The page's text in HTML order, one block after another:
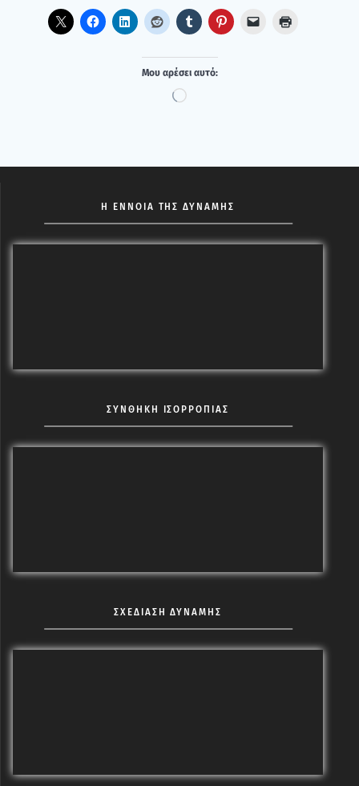
Μου αρέ­σει αυτό:
Loading…
Η ΕΝΝΟΙΑ ΤΗΣ ΔΥΝΑΜΗΣ
ΣΥΝΘΗΚΗ ΙΣΟΡΡΟΠΙΑΣ
ΣΧΕΔΙΑΣΗ ΔΥΝΑΜΗΣ